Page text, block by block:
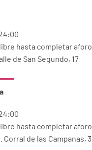
hasta completar aforo.
de San Segundo, 17
hasta completar aforo.
Corral de las Campanas, 3